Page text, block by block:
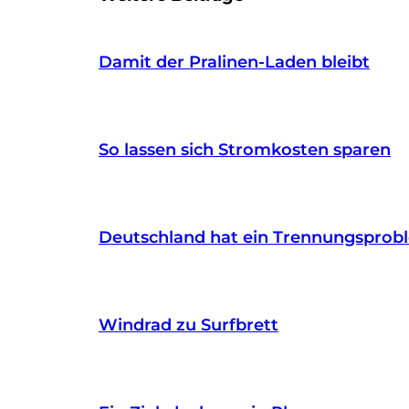
Damit der Pralinen-Laden bleibt
So lassen sich Stromkosten sparen
Deutschland hat ein
Windrad zu Surfbrett